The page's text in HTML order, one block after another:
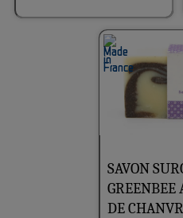
SAVON
DE